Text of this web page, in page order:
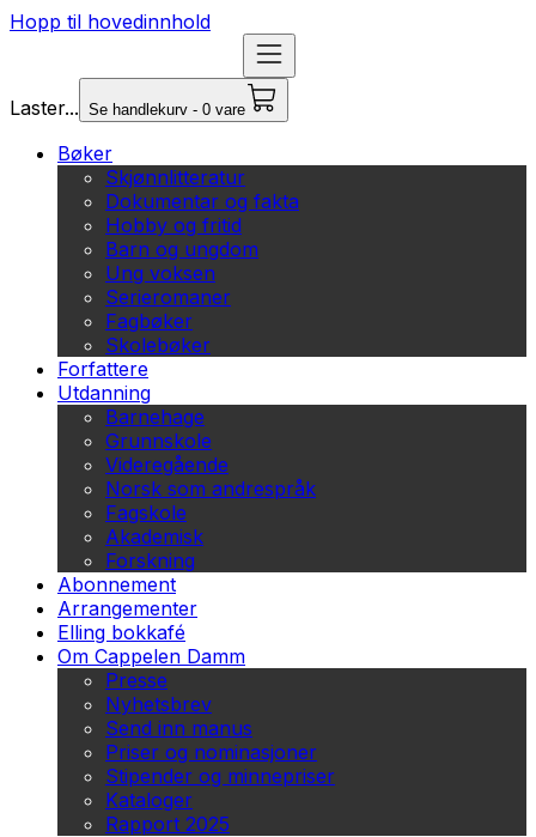
Hopp til hovedinnhold
Laster... Se handlekurv - 0 vare
Bøker
Skjønnlitteratur
Dokumentar og fakta
Hobby og fritid
Barn og ungdom
Ung voksen
Serieromaner
Fagbøker
Skolebøker
Forfattere
Utdanning
Barnehage
Grunnskole
Videregående
Norsk som andrespråk
Fagskole
Akademisk
Forskning
Abonnement
Arrangementer
Elling bokkafé
Om Cappelen Damm
Presse
Nyhetsbrev
Send inn manus
Priser og nominasjoner
Stipender og minnepriser
Kataloger
Rapport 2025